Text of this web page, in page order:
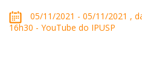
05/11/2021 - 05/11/2021 ,
16h30 - YouTube do IPUSP